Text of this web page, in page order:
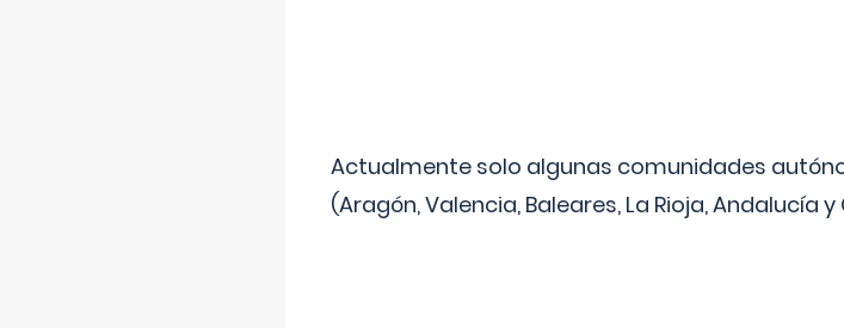
Actualmente solo algunas comunidades
(Aragón, Valencia, Baleares, La Rioja, Andalucía